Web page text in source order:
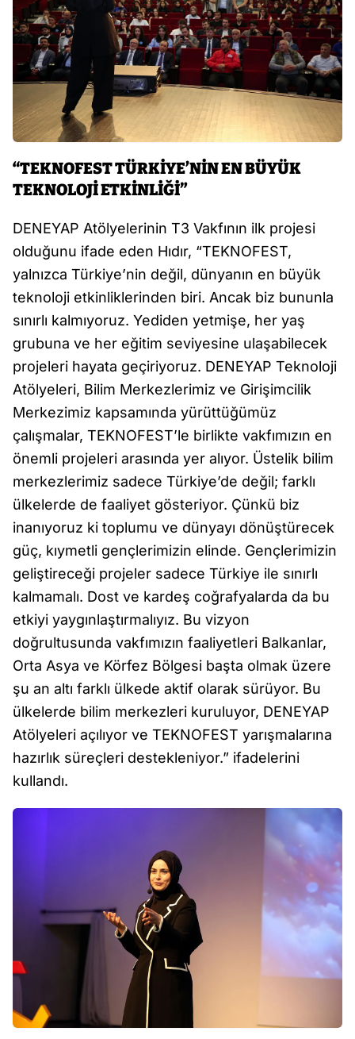
“TEKNOFEST TÜRKİYE’NİN EN BÜYÜK
TEKNOLOJİ ETKİNLİĞİ”
DENEYAP Atölyelerinin T3 Vakfının ilk projesi
olduğunu ifade eden Hıdır, “TEKNOFEST,
yalnızca Türkiye’nin değil, dünyanın en büyük
teknoloji etkinliklerinden biri. Ancak biz bununla
sınırlı kalmıyoruz. Yediden yetmişe, her yaş
grubuna ve her eğitim seviyesine ulaşabilecek
projeleri hayata geçiriyoruz. DENEYAP Teknoloji
Atölyeleri, Bilim Merkezlerimiz ve Girişimcilik
Merkezimiz kapsamında yürüttüğümüz
çalışmalar, TEKNOFEST’le birlikte vakfımızın en
önemli projeleri arasında yer alıyor. Üstelik bilim
merkezlerimiz sadece Türkiye’de değil; farklı
ülkelerde de faaliyet gösteriyor. Çünkü biz
inanıyoruz ki toplumu ve dünyayı dönüştürecek
güç, kıymetli gençlerimizin elinde. Gençlerimizin
geliştireceği projeler sadece Türkiye ile sınırlı
kalmamalı. Dost ve kardeş coğrafyalarda da bu
etkiyi yaygınlaştırmalıyız. Bu vizyon
doğrultusunda vakfımızın faaliyetleri Balkanlar,
Orta Asya ve Körfez Bölgesi başta olmak üzere
şu an altı farklı ülkede aktif olarak sürüyor. Bu
ülkelerde bilim merkezleri kuruluyor, DENEYAP
Atölyeleri açılıyor ve TEKNOFEST yarışmalarına
hazırlık süreçleri destekleniyor.” ifadelerini
kullandı.